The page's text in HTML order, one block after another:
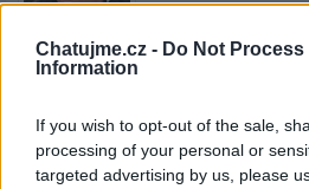
Chatujme.cz - Do Not Process
Information
If you wish to opt-out of the sale,
processing of your personal or
targeted advertising by us, please
Říká o mně: